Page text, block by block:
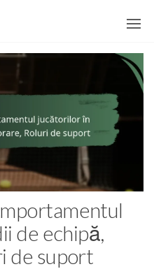
de echipă,
de suport